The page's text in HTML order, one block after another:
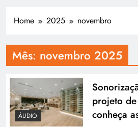
Home 2025 novembro
Mês: novembro 2025
ÁUDIO
projeto
conheça